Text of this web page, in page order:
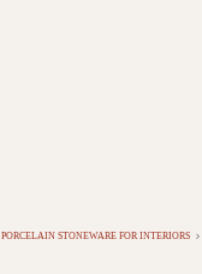
PORCELAIN STONEWARE FOR INTERIORS